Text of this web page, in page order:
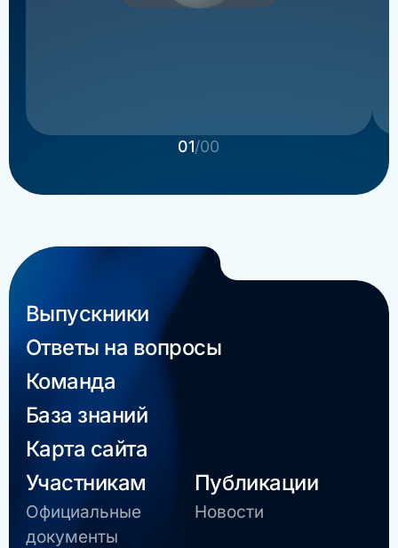
01/00
Выпускники
Ответы на вопросы
Команда
База знаний
Карта сайта
Участникам
Официальные
документы
Публикации
Новости